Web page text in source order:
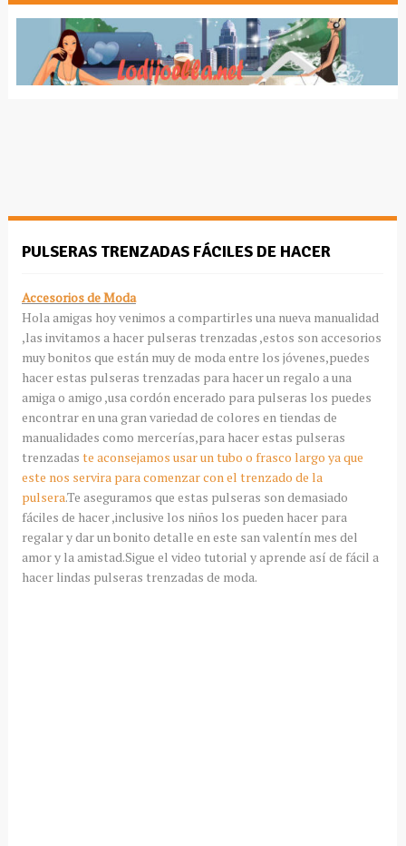
PULSERAS TRENZADAS FÁCILES DE HACER
Accesorios de Moda
Hola amigas hoy venimos a compartirles una nueva manualidad
,las invitamos a hacer pulseras trenzadas ,estos son accesorios
muy bonitos que están muy de moda entre los jóvenes,puedes
hacer estas pulseras trenzadas para hacer un regalo a una
amiga o amigo ,usa cordón encerado para pulseras los puedes
encontrar en una gran variedad de colores en tiendas de
manualidades como mercerías,para hacer estas pulseras
trenzadas te aconsejamos usar un tubo o frasco largo ya que
este nos servira para comenzar con el trenzado de la
pulsera.Te aseguramos que estas pulseras son demasiado
fáciles de hacer ,inclusive los niños los pueden hacer para
regalar y dar un bonito detalle en este san valentín mes del
amor y la amistad.Sigue el video tutorial y aprende así de fácil a
hacer lindas pulseras trenzadas de moda.